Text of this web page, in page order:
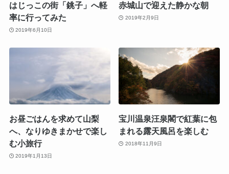
はじっこの街「銚子」へ軽
率に行ってみた
2019年6月10日
赤城山で迎えた静かな朝
2019年2月9日
お昼ごはんを求めて山梨
へ、なりゆきまかせで楽し
む小旅行
2019年1月13日
宝川温泉汪泉閣で紅葉に包
まれる露天風呂を楽しむ
2018年11月9日